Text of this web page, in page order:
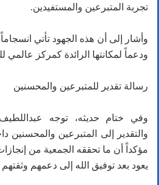
تجربة المتبرعين والمستفيدين.
وأشار إلى أن هذه الجهود تأتي
ودعماً لمكانتها الرائدة كمركز عالمي
رسالة تقدير للمتبرعين والمحسنين
وفي ختام حديثه، توجه
والتقدير إلى المتبرعين والمحسنين
مؤكداً أن ما تحققه الجمعية من
يعود بعد توفيق الله إلى دعمهم